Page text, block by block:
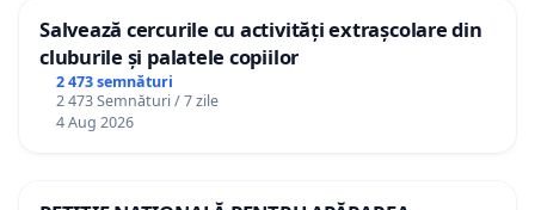
Salvează cercurile cu activități extrașcolare din
cluburile și palatele copiilor
2 473 semnături
2 473 Semnături / 7 zile
4 Aug 2026